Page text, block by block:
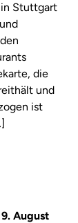
Stuttgart
die
und
ist
August